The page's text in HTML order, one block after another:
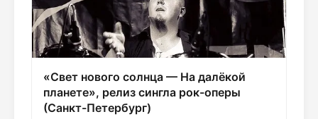
«Свет нового солнца — На далёкой
планете», релиз сингла рок-оперы
(Санкт-Петербург)